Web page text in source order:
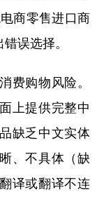
湖南
宁夏
商零售进口商
误选择。
购物风险。
上提供完整中
缺乏中文实体
、不具体（缺
译或翻译不连